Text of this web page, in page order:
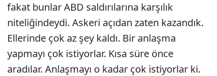
fakat bunlar ABD saldırılarına karşılık
niteliğindeydi. Askeri açıdan zaten kazandık.
Ellerinde çok az şey kaldı. Bir anlaşma
yapmayı çok istiyorlar. Kısa süre önce
aradılar. Anlaşmayı o kadar çok istiyorlar ki.